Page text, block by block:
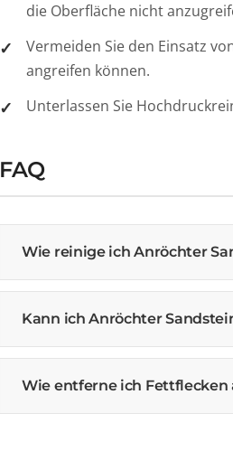
die Oberfläche nicht
Vermeiden Sie den Einsatz
angreifen können.
Unterlassen Sie
FAQ
Wie reinige ich Anröchter
Kann ich Anröchter
Wie entferne ich Fettflecken